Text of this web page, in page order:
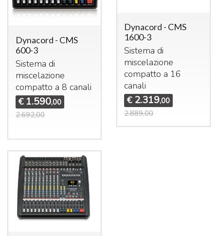
Dynacord - CMS
600-3
Sistema di
miscelazione
compatto a 8 canali
€ 1.590,00
2.692,00
Dynacord - CMS
1600-3
Sistema di
miscelazione
compatto a 16
canali
€ 2.319,00
2.889,00